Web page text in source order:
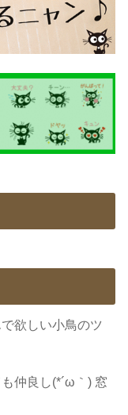
欲しい小鳥のツ
仲良し(*´ω｀) 窓